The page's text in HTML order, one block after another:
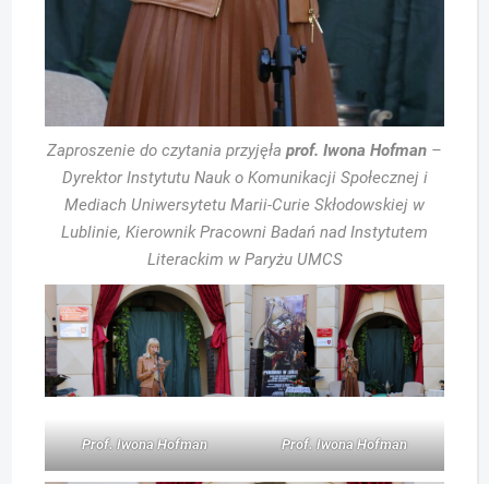
Zaproszenie do czytania przyjęła prof. Iwona Hofman –
Dyrektor Instytutu Nauk o Komunikacji Społecznej i
Mediach Uniwersytetu Marii-Curie Skłodowskiej w
Lublinie, Kierownik Pracowni Badań nad Instytutem
Literackim w Paryżu UMCS
Prof. Iwona Hofman Prof. Iwona Hofman